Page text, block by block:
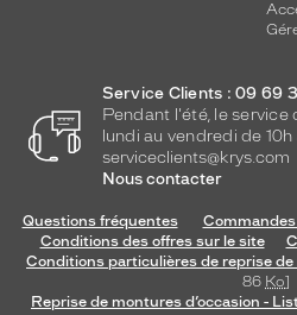
Service Clients : 09 69
Pendant l'été, le
lundi au vendredi de 10h
serviceclients@krys.com
Nous contacter
Questions fréquentes
Conditions des offres sur le site
Conditions particulières de reprise de
86 Ko]
Reprise de montures d’occasion -